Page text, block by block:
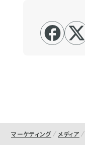
マーケティング メディア